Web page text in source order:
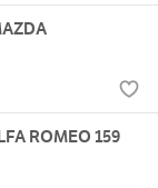
ROMEO 159